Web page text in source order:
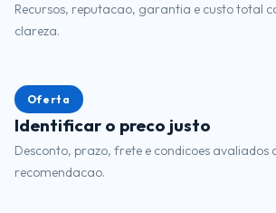
Recursos, reputacao, garantia e custo total
clareza.
Oferta
Identificar o preco justo
Desconto, prazo, frete e condicoes avaliados
recomendacao.